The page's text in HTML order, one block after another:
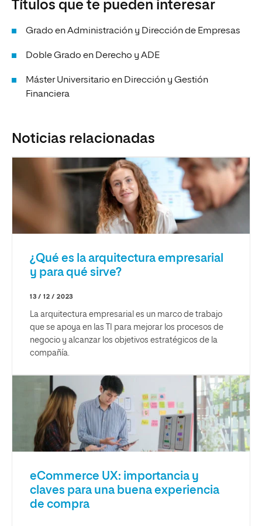
Títulos que te pueden interesar
Grado en Administración y Dirección de Empresas
Doble Grado en Derecho y ADE
Máster Universitario en Dirección y Gestión
Financiera
Noticias relacionadas
¿Qué es la arquitectura empresarial
y para qué sirve?
13 / 12 / 2023
La arquitectura empresarial es un marco de trabajo
que se apoya en las TI para mejorar los procesos de
negocio y alcanzar los objetivos estratégicos de la
compañía.
eCommerce UX: importancia y
claves para una buena experiencia
de compra